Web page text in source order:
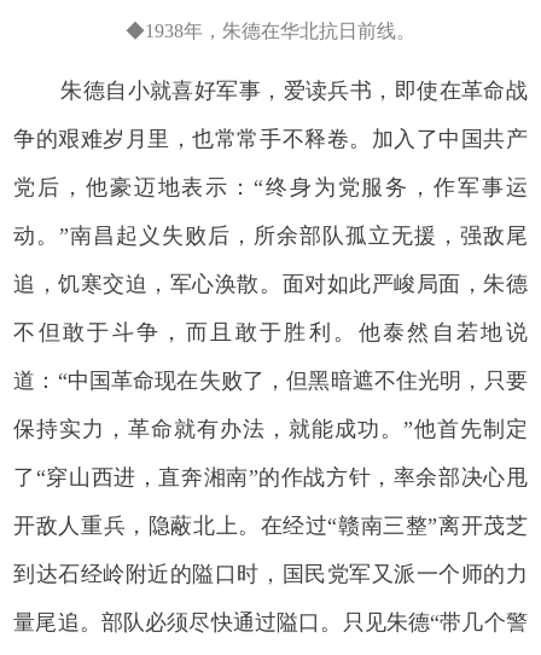
◆1938年，朱德在华北抗日前线。
朱德自小就喜好军事，爱读兵书，即使在革命战
争的艰难岁月里，也常常手不释卷。加入了中国共产
党后，他豪迈地表示：“终身为党服务，作军事运
动。”南昌起义失败后，所余部队孤立无援，强敌尾
追，饥寒交迫，军心涣散。面对如此严峻局面，朱德
不但敢于斗争，而且敢于胜利。他泰然自若地说
道：“中国革命现在失败了，但黑暗遮不住光明，只要
保持实力，革命就有办法，就能成功。”他首先制定
了“穿山西进，直奔湘南”的作战方针，率余部决心甩
开敌人重兵，隐蔽北上。在经过“赣南三整”离开茂芝
到达石经岭附近的隘口时，国民党军又派一个师的力
量尾追。部队必须尽快通过隘口。只见朱德“带几个警